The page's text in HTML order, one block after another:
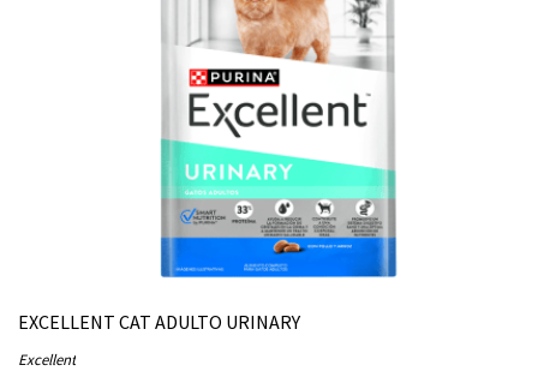
EXCELLENT CAT ADULTO URINARY
Excellent